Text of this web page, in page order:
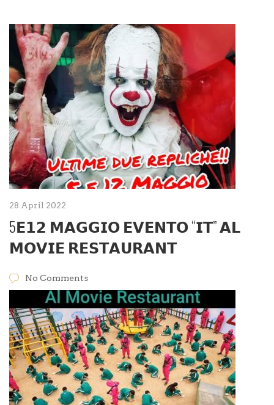
28 April 2022
5𝗘𝟭𝟮 𝗠𝗔𝗚𝗚𝗜𝗢 𝗘𝗩𝗘𝗡𝗧𝗢 “𝗜𝗧” 𝗔𝗟
𝗠𝗢𝗩𝗜𝗘 𝗥𝗘𝗦𝗧𝗔𝗨𝗥𝗔𝗡𝗧
No Comments